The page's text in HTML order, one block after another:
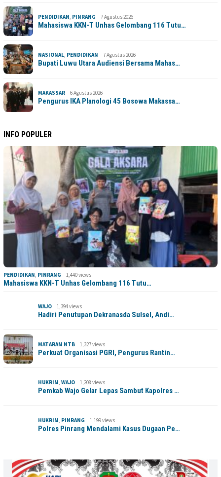
PENDIDIKAN PINRANG 7 Agustus 2026
Mahasiswa KKN-T Unhas Gelombang 116 Tutu…
NASIONAL PENDIDIKAN 7 Agustus 2026
Bupati Luwu Utara Audiensi Bersama Mahas…
MAKASSAR 6 Agustus 2026
Pengurus IKA Planologi 45 Bosowa Makassa…
INFO POPULER
PENDIDIKAN PINRANG 1,440 views
Mahasiswa KKN-T Unhas Gelombang 116 Tutu…
WAJO 1,394 views
Hadiri Penutupan Dekranasda Sulsel, Andi…
MATARAM NTB 1,327 views
Perkuat Organisasi PGRI, Pengurus Rantin…
HUKRIM WAJO 1,208 views
Pemkab Wajo Gelar Lepas Sambut Kapolres …
HUKRIM PINRANG 1,199 views
Polres Pinrang Mendalami Kasus Dugaan Pe…